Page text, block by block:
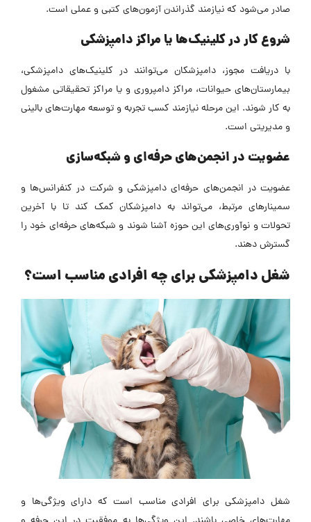
صادر می‌شود که نیازمند گذراندن آزمون‌های کتبی و عملی است.
شروع کار در کلینیک‌ها یا مراکز دامپزشکی
با دریافت مجوز، دامپزشکان می‌توانند در کلینیک‌های دامپزشکی،
بیمارستان‌های حیوانات، مراکز دامپروری و یا مراکز تحقیقاتی مشغول
به کار شوند. این مرحله نیازمند کسب تجربه و توسعه مهارت‌های بالینی
و مدیریتی است.
عضویت در انجمن‌های حرفه‌ای و شبکه‌سازی
عضویت در انجمن‌های حرفه‌ای دامپزشکی و شرکت در کنفرانس‌ها و
سمینارهای مرتبط، می‌تواند به دامپزشکان کمک کند تا با آخرین
تحولات و نوآوری‌های این حوزه آشنا شوند و شبکه‌های حرفه‌ای خود را
گسترش دهند.
شغل دامپزشکی برای چه افرادی مناسب است؟
شغل دامپزشکی برای افرادی مناسب است که دارای ویژگی‌ها و